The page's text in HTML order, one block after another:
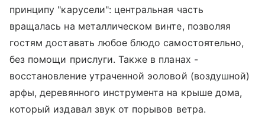
принципу "карусели": центральная часть
вращалась на металлическом винте, позволяя
гостям доставать любое блюдо самостоятельно,
без помощи прислуги. Также в планах -
восстановление утраченной эоловой (воздушной)
арфы, деревянного инструмента на крыше дома,
который издавал звук от порывов ветра.